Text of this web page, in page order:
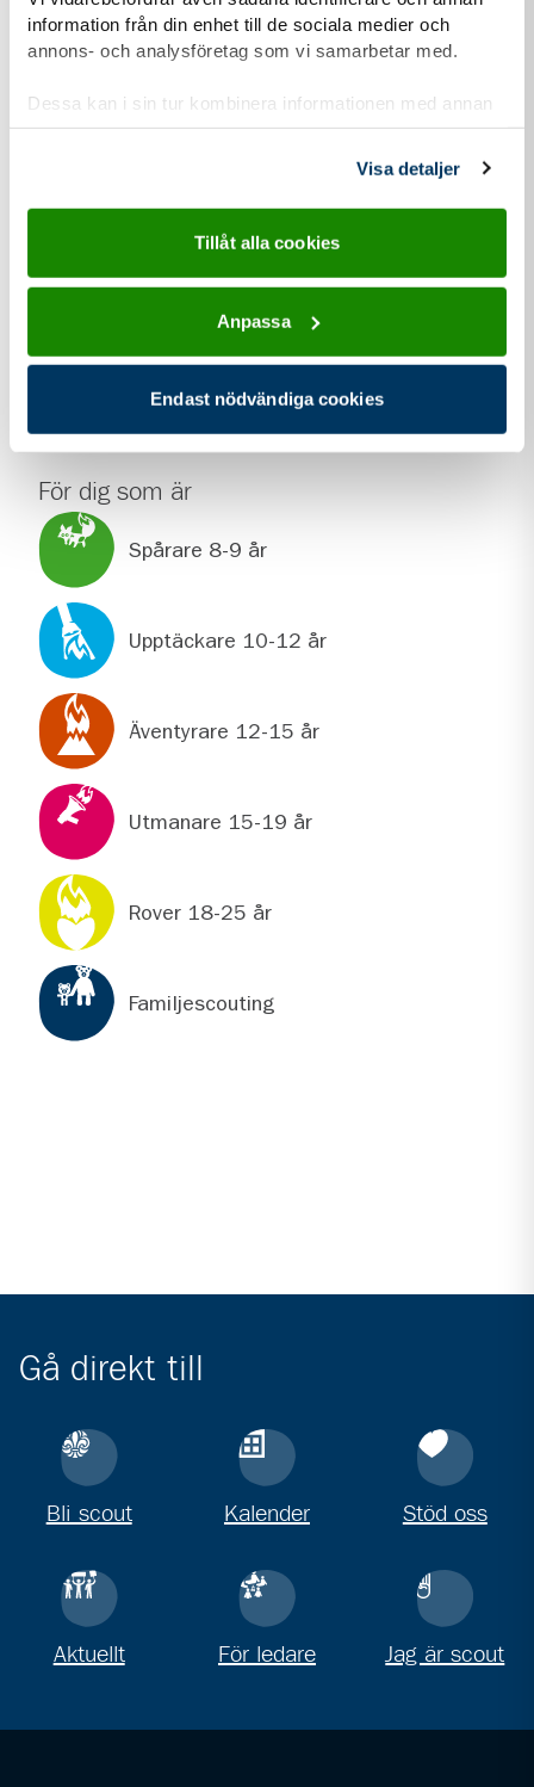
information från din enhet till de sociala medier och
annons- och analysföretag som vi samarbetar med.
Dessa kan i sin tur kombinera informationen med annan
information som du har tillhandahållit eller som de har
Visa detaljer
Tillåt alla cookies
Anpassa
Endast nödvändiga cookies
Kontakt kontakt information för Göteborgs Sjöscoutkår
För dig som är
Spårare 8-9 år
Upptäckare 10-12 år
Äventyrare 12-15 år
Utmanare 15-19 år
Rover 18-25 år
Familjescouting
Gå direkt till
Bli scout Kalender Stöd oss
Aktuellt För ledare Jag är scout